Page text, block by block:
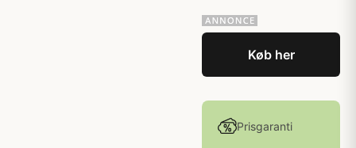
Køb her
Prisgaranti